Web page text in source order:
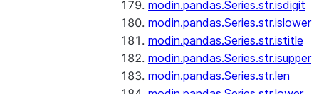
modin.pandas.Series.str.isdigit
modin.pandas.Series.str.islower
modin.pandas.Series.str.istitle
modin.pandas.Series.str.isupper
modin.pandas.Series.str.len